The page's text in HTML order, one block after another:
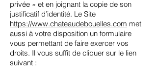
privée » et en joignant la copie de son
justificatif d’identité. Le Site
https://www.chateaudebouelles.com met
aussi à votre disposition un formulaire
vous permettant de faire exercer vos
droits. Il vous suffit de cliquer sur le lien
suivant :